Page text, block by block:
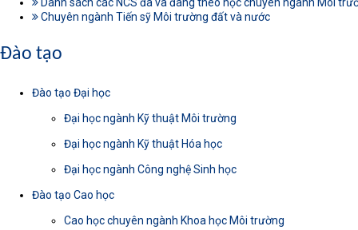
Chuyên ngành Tiến sỹ Môi trường đất và nước
Đào tạo
Đào tạo Đại học
Đại học ngành Kỹ thuật Môi trường
Đại học ngành Kỹ thuật Hóa học
Đại học ngành Công nghệ Sinh học
Đào tạo Cao học
Cao học chuyên ngành Khoa học Môi trường